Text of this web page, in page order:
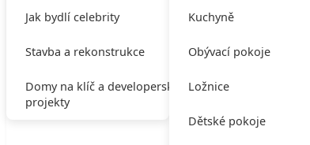
Jak bydlí celebrity
Stavba a rekonstrukce
Domy na klíč a developerské
projekty
Kuchyně
Obývací pokoje
Ložnice
Dětské pokoje